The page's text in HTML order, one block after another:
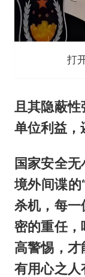
打
且其隐蔽
单位利益，
国家安全无
境外间谍的
杀机，每
密的重任，
高警惕，才
有用心之人